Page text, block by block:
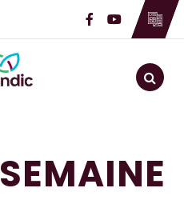
Lien vers le
Lien vers
Aller
SEMAINE